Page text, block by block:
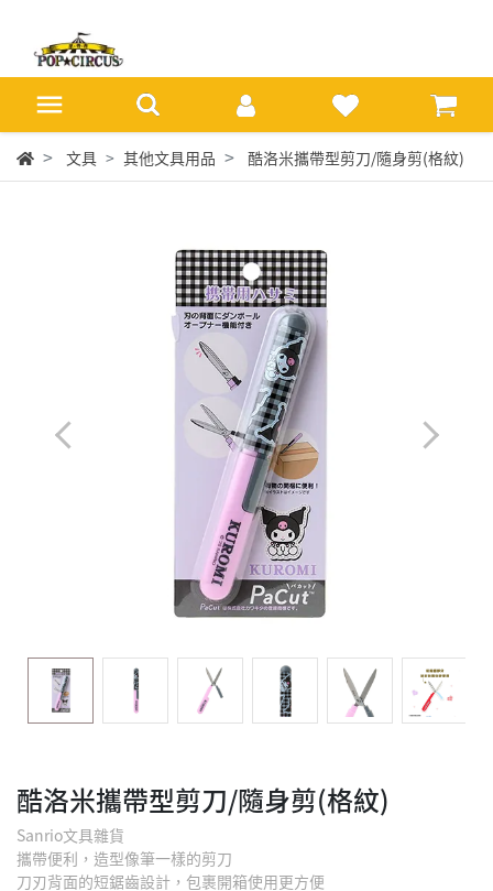
文具 其他文具用品 酷洛米攜帶型剪刀/隨身剪(格紋)
酷洛米攜帶型剪刀/隨身剪(格紋)
Sanrio文具雜貨
攜帶便利，造型像筆一樣的剪刀
刀刃背面的短鋸齒設計，包裹開箱使用更方便